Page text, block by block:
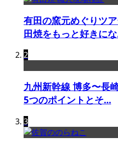
有田の窯元めぐりツ
田焼をもっと好きに
2
九州新幹線 博多〜長
5つのポイントとそ...
3